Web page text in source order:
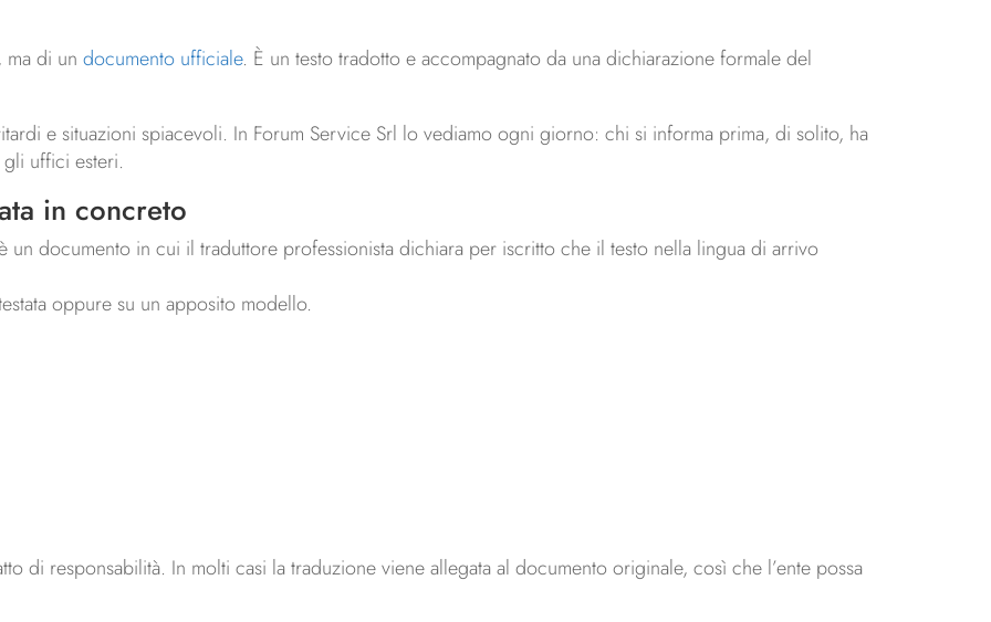
ma di undocumento ufficiale. È un testo tradotto e accompagnato da una dichiarazione formale del
e situazioni spiacevoli. In Forum Service Srl lo vediamo ogni giorno: chi si informa prima, di solito, ha
uffici esteri.
in concreto
un documento in cui il traduttore professionista dichiara per iscritto che il testo nella lingua di arrivo
oppure su un apposito modello.
di responsabilità. In molti casi la traduzione viene allegata al documento originale, così che l’ente possa